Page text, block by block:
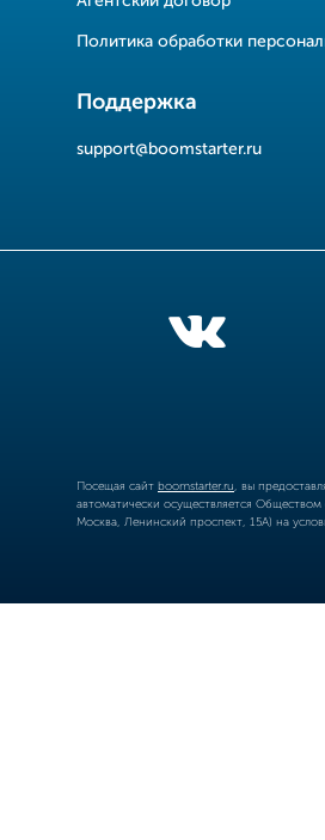
Политика обработки
Поддержка
support@boomstarter.ru
Посещая сайт boomstarter.ru , вы
автоматически осуществляется
Москва, Ленинский проспект, 15А) на